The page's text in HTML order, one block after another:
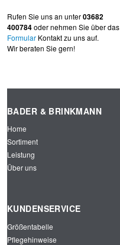
Rufen Sie uns an unter03682
400784oder nehmen Sie über das
Formular Kontakt zu uns auf.
Wir beraten Sie gern!
BADER & BRINKMANN
Home
Sortiment
Leistung
Über uns
KUNDENSERVICE
Größentabelle
Pflegehinweise